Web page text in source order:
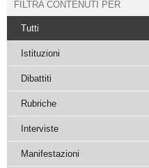
FILTRA CONTENUTI PER
Tutti
Istituzioni
Dibattiti
Rubriche
Interviste
Manifestazioni